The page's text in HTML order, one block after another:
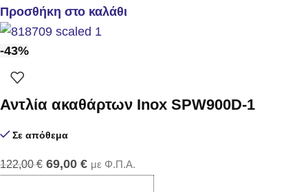
Προσθήκη στο καλάθι
-43%
Αντλία ακαθάρτων Inox SPW900D-1
Σε απόθεμα
122,00€ 69,00 € με Φ.Π.Α.